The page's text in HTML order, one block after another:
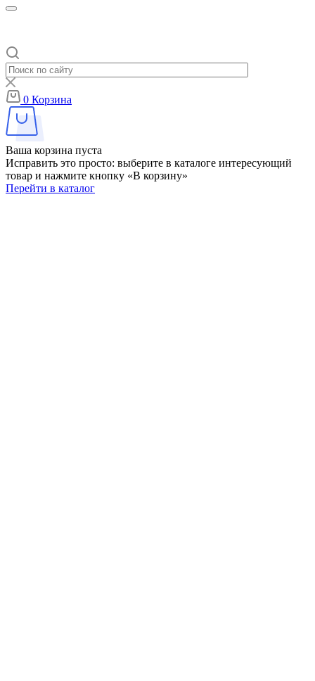
0 Корзина
Ваша корзина пуста
Исправить это просто: выберите в каталоге интересующий
товар и нажмите кнопку «В корзину»
Перейти в каталог